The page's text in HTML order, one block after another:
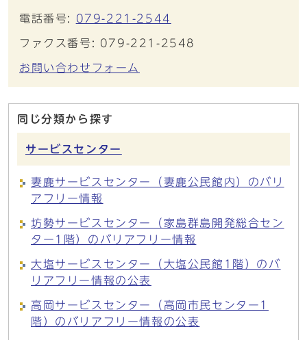
電話番号: 079-221-2544
ファクス番号: 079-221-2548
お問い合わせフォーム
同じ分類から探す
サービスセンター
妻鹿サービスセンター（妻鹿公民館内）のバリ
アフリー情報
坊勢サービスセンター（家島群島開発総合セン
ター1階）のバリアフリー情報
大塩サービスセンター（大塩公民館1階）のバ
リアフリー情報の公表
高岡サービスセンター（高岡市民センター1
階）のバリアフリー情報の公表